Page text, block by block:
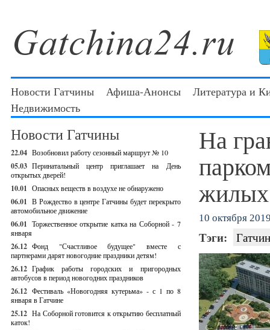
Новости Гатчины Афиша-Анонсы
Литература и
Недвижимость
Новости Гатчины
22.04 Возобновил работу сезонный маршрут № 10
05.03 Перинатальный центр приглашает на День
открытых дверей!
10.01 Опасных веществ в воздухе не обнаружено
06.01 В Рождество в центре Гатчины будет перекрыто
автомобильное движение
06.01 Торжественное открытие катка на Соборной - 7
января
26.12 Фонд "Счастливое будущее" вместе с
партнерами дарят новогодние праздники детям!
26.12 График работы городских и пригородных
автобусов в период новогодних праздников
26.12 Фестиваль «Новогодняя кутерьма» - с 1 по 8
января в Гатчине
25.12 На Соборной готовится к открытию бесплатный
каток!
На
10 октября
Тэги: